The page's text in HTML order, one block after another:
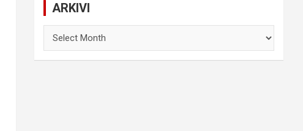
ARKIVI